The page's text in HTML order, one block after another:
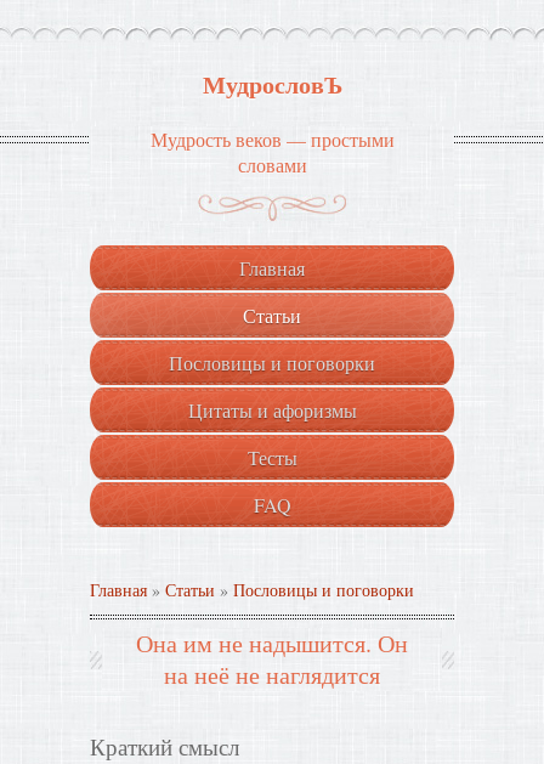
МудрословЪ
Мудрость веков — простыми
словами
Главная
Статьи
Пословицы и поговорки
Цитаты и афоризмы
Тесты
FAQ
Главная » Статьи » Пословицы и поговорки
Она им не надышится. Он
на неё не наглядится
Краткий смысл